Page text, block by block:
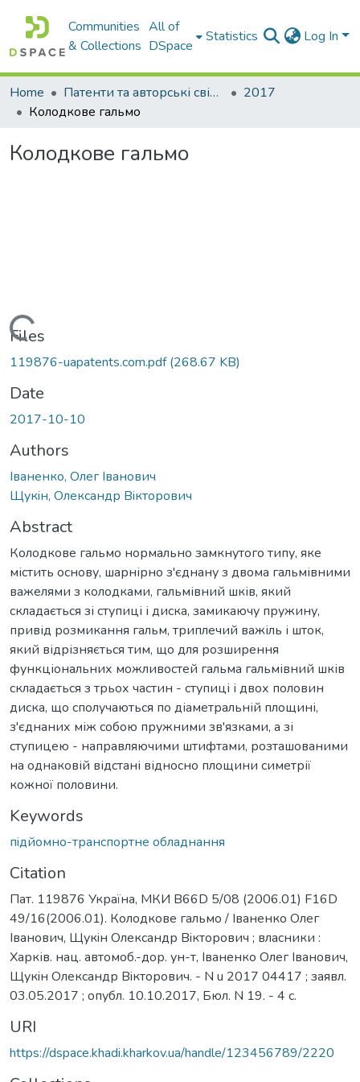
Communities
& Collections
All of
DSpace
Statistics Log In
Home Патенти та авторські свідоцтва
2017
Колодкове гальмо
Колодкове гальмо
Loading...
Files
119876-uapatents.com.pdf(268.67 KB)
Date
2017-10-10
Authors
Iваненко, Олег Iванович
Щукiн, Олександр Вiкторович
Abstract
Колодкове гальмо нормально замкнутого типу, яке
містить основу, шарнірно з'єднану з двома гальмівними
важелями з колодками, гальмівний шків, який
складається зі ступиці і диска, замикаючу пружину,
привід розмикання гальм, триплечий важіль і шток,
який відрізняється тим, що для розширення
функціональних можливостей гальма гальмівний шків
складається з трьох частин - ступиці і двох половин
диска, що сполучаються по діаметральній площині,
з'єднаних між собою пружними зв'язками, а зі
ступицею - направляючими штифтами, розташованими
на однаковій відстані відносно площини симетрії
кожної половини.
Keywords
пiдйомно-транспортне обладнання
Citation
Пат. 119876 Україна, МКИ B66D 5/08 (2006.01) F16D
49/16(2006.01). Колодкове гальмо / Iваненко Олег
Iванович, Щукiн Олександр Вiкторович ; власники :
Харків. нац. автомоб.-дор. ун-т, Iваненко Олег Iванович,
Щукiн Олександр Вiкторович. - N u 2017 04417 ; заявл.
03.05.2017 ; опубл. 10.10.2017, Бюл. N 19. - 4 с.
URI
https://dspace.khadi.kharkov.ua/handle/123456789/2220